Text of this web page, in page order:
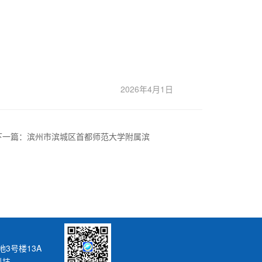
2026年4月1日
一篇：滨州市滨城区首都师范大学附属滨
3号楼13A